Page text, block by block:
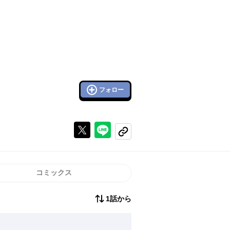
フォロー
Xで投稿するラインでシェアする
コピーする
コミックス
1話から